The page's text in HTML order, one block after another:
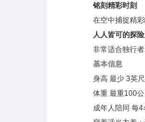
铭刻精彩时刻
在空中捕捉精
人人皆可的探
非常适合独行
基本信息
身高 最少 3英
体重 最重100
成年人陪同 每